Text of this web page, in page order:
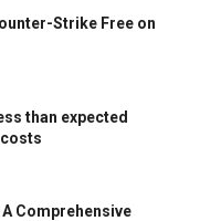
Strike Free on
than expected
A Comprehensive